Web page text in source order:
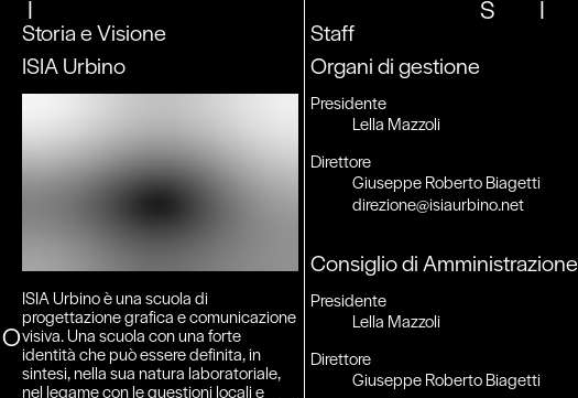
I S I
O
Storia e Visione
ISIA Urbino
ISIA Urbino è una scuola di
progettazione grafica e comunicazione
visiva. Una scuola con una forte
identità che può essere definita, in
sintesi, nella sua natura laboratoriale,
nel legame con le questioni locali e
Staff
Organi di gestione
Presidente
Lella Mazzoli
Direttore
Giuseppe Roberto Biagetti
direzione@isiaurbino.net
Consiglio di Amministrazione
Presidente
Lella Mazzoli
Direttore
Giuseppe Roberto Biagetti